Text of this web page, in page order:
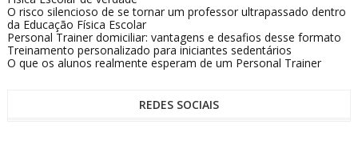
O risco silencioso de se tornar um professor ultrapassado dentro
da Educação Física Escolar
Personal Trainer domiciliar: vantagens e desafios desse formato
Treinamento personalizado para iniciantes sedentários
O que os alunos realmente esperam de um Personal Trainer
REDES SOCIAIS